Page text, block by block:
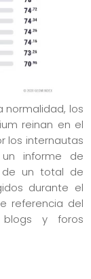
normalidad, los
reinan en el
los internautas
informe de
de un total de
durante el
referencia del
blogs y foros